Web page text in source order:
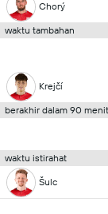
Chorý
waktu tambahan
Krejčí
berakhir dalam 90 menit
waktu istirahat
Šulc